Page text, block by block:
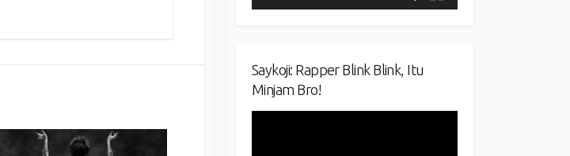
Saykoji: Rapper Blink Blink, Itu
Minjam Bro!